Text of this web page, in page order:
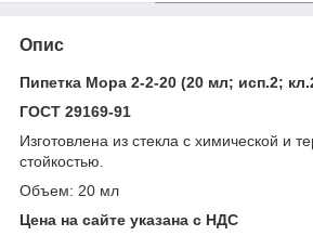
Опис
Пипетка Мора 2-2-20 (20 мл; исп.2;
ГОСТ 29169-91
Изготовлена из стекла с химической и
стойкостью.
Объем: 20 мл
Цена на сайте указана с НДС